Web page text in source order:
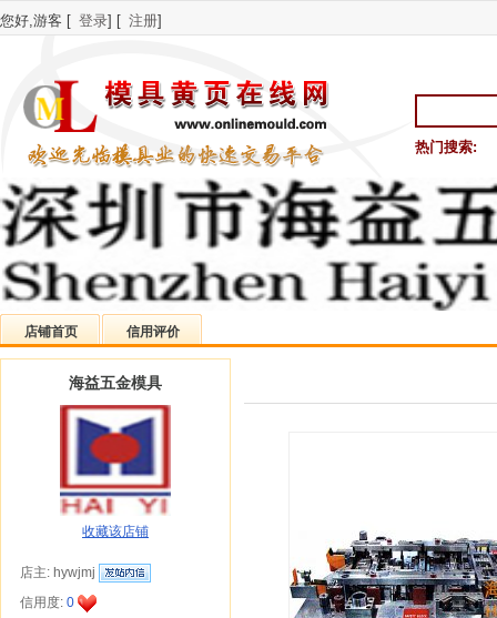
您好,游客 [ 登录] [ 注册]
热门搜索:
店铺首页 信用评价
海益五金模具
收藏该店铺
店主: hywjmj
信用度: 0